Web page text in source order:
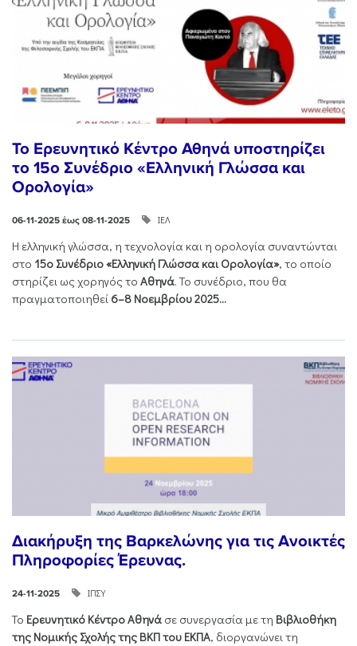
Το Ερευνητικό Κέντρο Αθηνά υποστηρίζει
το 15ο Συνέδριο «Ελληνική Γλώσσα και
Ορολογία»
06-11-2025 έως 08-11-2025 ΙΕΛ
Η ελληνική γλώσσα, η τεχνολογία και η ορολογία συναντώνται
στο 15ο Συνέδριο «Ελληνική Γλώσσα και Ορολογία», το οποίο
στηρίζει ως χορηγός το Αθηνά. Το συνέδριο, που θα
πραγματοποιηθεί 6–8 Νοεμβρίου 2025...
Διακήρυξη της Βαρκελώνης για τις Ανοικτές
Πληροφορίες Έρευνας.
24-11-2025 ΙΠΣΥ
Το Ερευνητικό Κέντρο Αθηνά σε συνεργασία με τη Βιβλιοθήκη
της Νομικής Σχολής της ΒΚΠ του ΕΚΠΑ, διοργανώνει τη